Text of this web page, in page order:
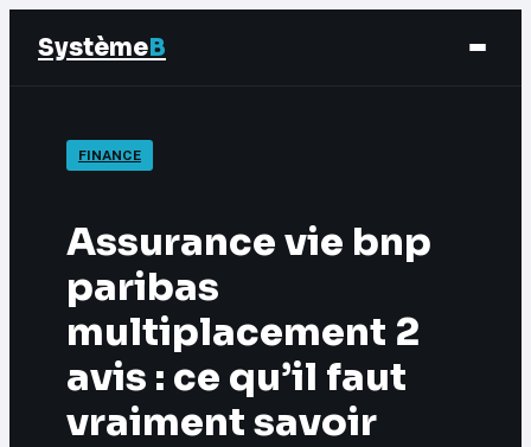
SystèmeB
Finance
Éducation & Emploi
Marketing
FINANCE
Assurance vie bnp
paribas
multiplacement 2
avis : ce qu’il faut
vraiment savoir